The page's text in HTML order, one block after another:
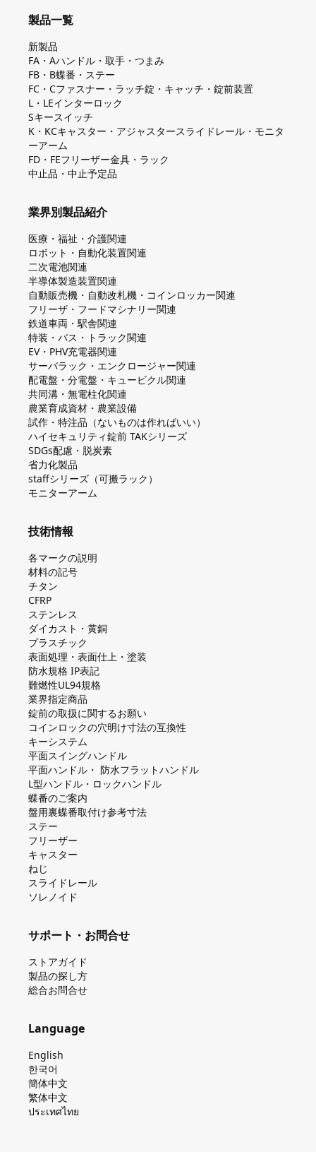
製品一覧
新製品
FA・Aハンドル・取手・つまみ
FB・B蝶番・ステー
FC・Cファスナー・ラッチ錠・キャッチ・錠前装置
L・LEインターロック
Sキースイッチ
K・KCキャスター・アジャスタースライドレール・モニタ
ーアーム
FD・FEフリーザー金具・ラック
中止品・中止予定品
業界別製品紹介
医療・福祉・介護関連
ロボット・自動化装置関連
二次電池関連
半導体製造装置関連
自動販売機・自動改札機・コインロッカー関連
フリーザ・フードマシナリー関連
鉄道車両・駅舎関連
特装・バス・トラック関連
EV・PHV充電器関連
サーバラック・エンクロージャー関連
配電盤・分電盤・キュービクル関連
共同溝・無電柱化関連
農業育成資材・農業設備
試作・特注品（ないものは作ればいい）
ハイセキュリティ錠前 TAKシリーズ
SDGs配慮・脱炭素
省力化製品
staffシリーズ（可搬ラック）
モニターアーム
技術情報
各マークの説明
材料の記号
チタン
CFRP
ステンレス
ダイカスト・⻩銅
プラスチック
表面処理・表面仕上・塗装
防⽔規格 IP表記
難燃性UL94規格
業界指定商品
錠前の取扱に関するお願い
コインロックの⽳明け⼨法の互換性
キーシステム
平⾯スイングハンドル
平⾯ハンドル・ 防⽔フラットハンドル
L型ハンドル・ロックハンドル
蝶番のご案内
盤⽤裏蝶番取付け参考⼨法
ステー
フリーザー
キャスター
ねじ
スライドレール
ソレノイド
サポート・お問合せ
ストアガイド
製品の探し⽅
総合お問合せ
Language
English
한국어
簡体中文
繁体中文
ประเทศไทย